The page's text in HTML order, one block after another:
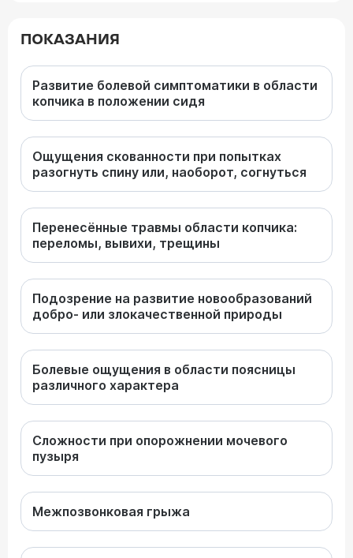
ПОКАЗАНИЯ
Развитие болевой симптоматики в области
копчика в положении сидя
Ощущения скованности при попытках
разогнуть спину или, наоборот, согнуться
Перенесённые травмы области копчика:
переломы, вывихи, трещины
Подозрение на развитие новообразований
добро- или злокачественной природы
Болевые ощущения в области поясницы
различного характера
Сложности при опорожнении мочевого
пузыря
Межпозвонковая грыжа